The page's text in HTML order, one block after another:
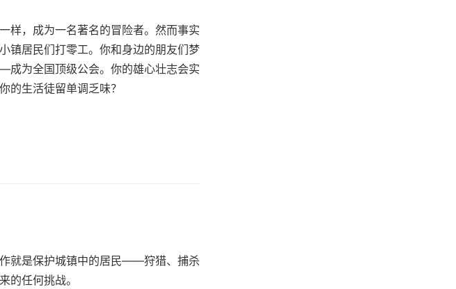
样，成为一名著名的冒险者。然而事实
居民们打零工。你和身边的朋友们梦
为全国顶级公会。你的雄心壮志会实
的生活徒留单调乏味？
就是保护城镇中的居民——狩猎、捕杀
的任何挑战。